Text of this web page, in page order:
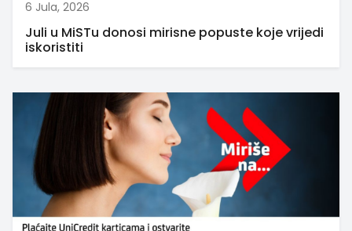
6 Jula, 2026
Juli u MiSTu donosi mirisne popuste koje vrijedi
iskoristiti